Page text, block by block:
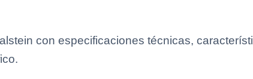
con especificaciones técnicas,